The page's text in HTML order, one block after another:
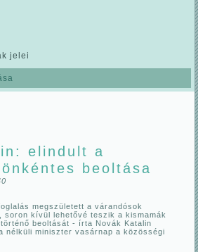
jelei
elindult a
beoltása
megszületett a várandósok
soron kívül lehetővé teszik a kismamák
beoltását - írta Novák Katalin
nélküli miniszter vasárnap a közösségi